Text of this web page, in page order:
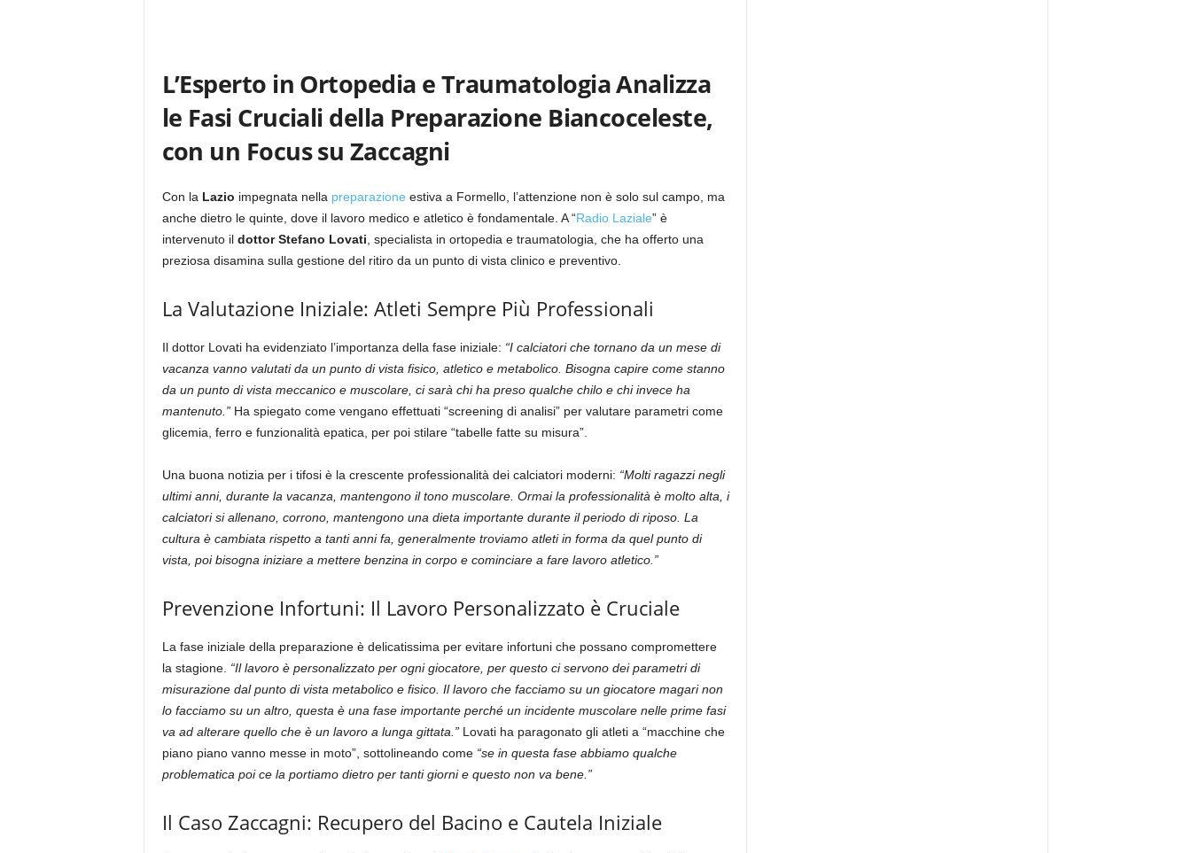
L’Esperto in Ortopedia e Traumatologia Analizza
le Fasi Cruciali della Preparazione Biancoceleste,
con un Focus su Zaccagni
Con la Lazio impegnata nella preparazione estiva a Formello, l’attenzione non è solo sul campo, ma
anche dietro le quinte, dove il lavoro medico e atletico è fondamentale. A “Radio Laziale” è
intervenuto il dottor Stefano Lovati , specialista in ortopedia e traumatologia, che ha offerto una
preziosa disamina sulla gestione del ritiro da un punto di vista clinico e preventivo.
La Valutazione Iniziale: Atleti Sempre Più Professionali
Il dottor Lovati ha evidenziato l’importanza della fase iniziale: “I calciatori che tornano da un mese di
vacanza vanno valutati da un punto di vista fisico, atletico e metabolico. Bisogna capire come stanno
da un punto di vista meccanico e muscolare, ci sarà chi ha preso qualche chilo e chi invece ha
mantenuto.”Ha spiegato come vengano effettuati “screening di analisi” per valutare parametri come
glicemia, ferro e funzionalità epatica, per poi stilare “tabelle fatte su misura”.
Una buona notizia per i tifosi è la crescente professionalità dei calciatori moderni: “Molti ragazzi negli
ultimi anni, durante la vacanza, mantengono il tono muscolare. Ormai la professionalità è molto alta, i
calciatori si allenano, corrono, mantengono una dieta importante durante il periodo di riposo. La
cultura è cambiata rispetto a tanti anni fa, generalmente troviamo atleti in forma da quel punto di
vista, poi bisogna iniziare a mettere benzina in corpo e cominciare a fare lavoro atletico.”
Prevenzione Infortuni: Il Lavoro Personalizzato è Cruciale
La fase iniziale della preparazione è delicatissima per evitare infortuni che possano compromettere
la stagione. “Il lavoro è personalizzato per ogni giocatore, per questo ci servono dei parametri di
misurazione dal punto di vista metabolico e fisico. Il lavoro che facciamo su un giocatore magari non
lo facciamo su un altro, questa è una fase importante perché un incidente muscolare nelle prime fasi
va ad alterare quello che è un lavoro a lunga gittata.”Lovati ha paragonato gli atleti a “macchine che
piano piano vanno messe in moto”, sottolineando come “se in questa fase abbiamo qualche
problematica poi ce la portiamo dietro per tanti giorni e questo non va bene.”
Il Caso Zaccagni: Recupero del Bacino e Cautela Iniziale